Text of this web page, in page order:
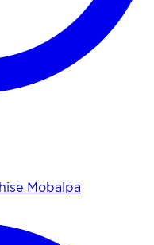
Mobalpa